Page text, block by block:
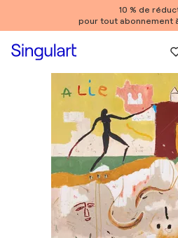
10 % de
pour tout abonnement